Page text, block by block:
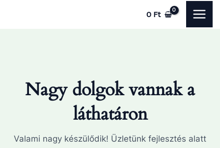
0 Ft
Nagy dolgok vannak a
láthatáron
Valami nagy készülődik! Üzletünk fejlesztés alatt